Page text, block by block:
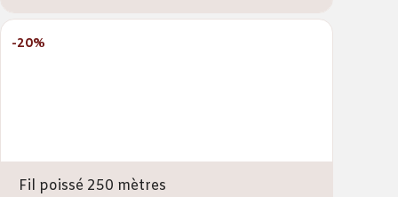
Fil poissé 250 mètres
-20%